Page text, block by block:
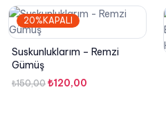
20%KAPALI
Suskunluklarım – Remzi
Gümüş
₺150,00 Orijinal
₺120,00